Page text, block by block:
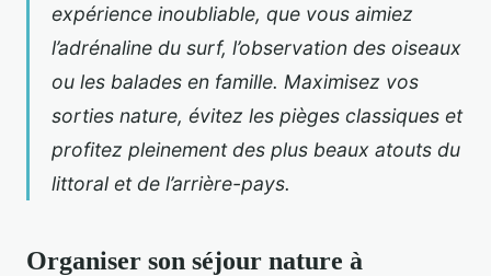
expérience inoubliable, que vous aimiez
l’adrénaline du surf, l’observation des oiseaux
ou les balades en famille. Maximisez vos
sorties nature, évitez les pièges classiques et
profitez pleinement des plus beaux atouts du
littoral et de l’arrière-pays.
Organiser son séjour nature à